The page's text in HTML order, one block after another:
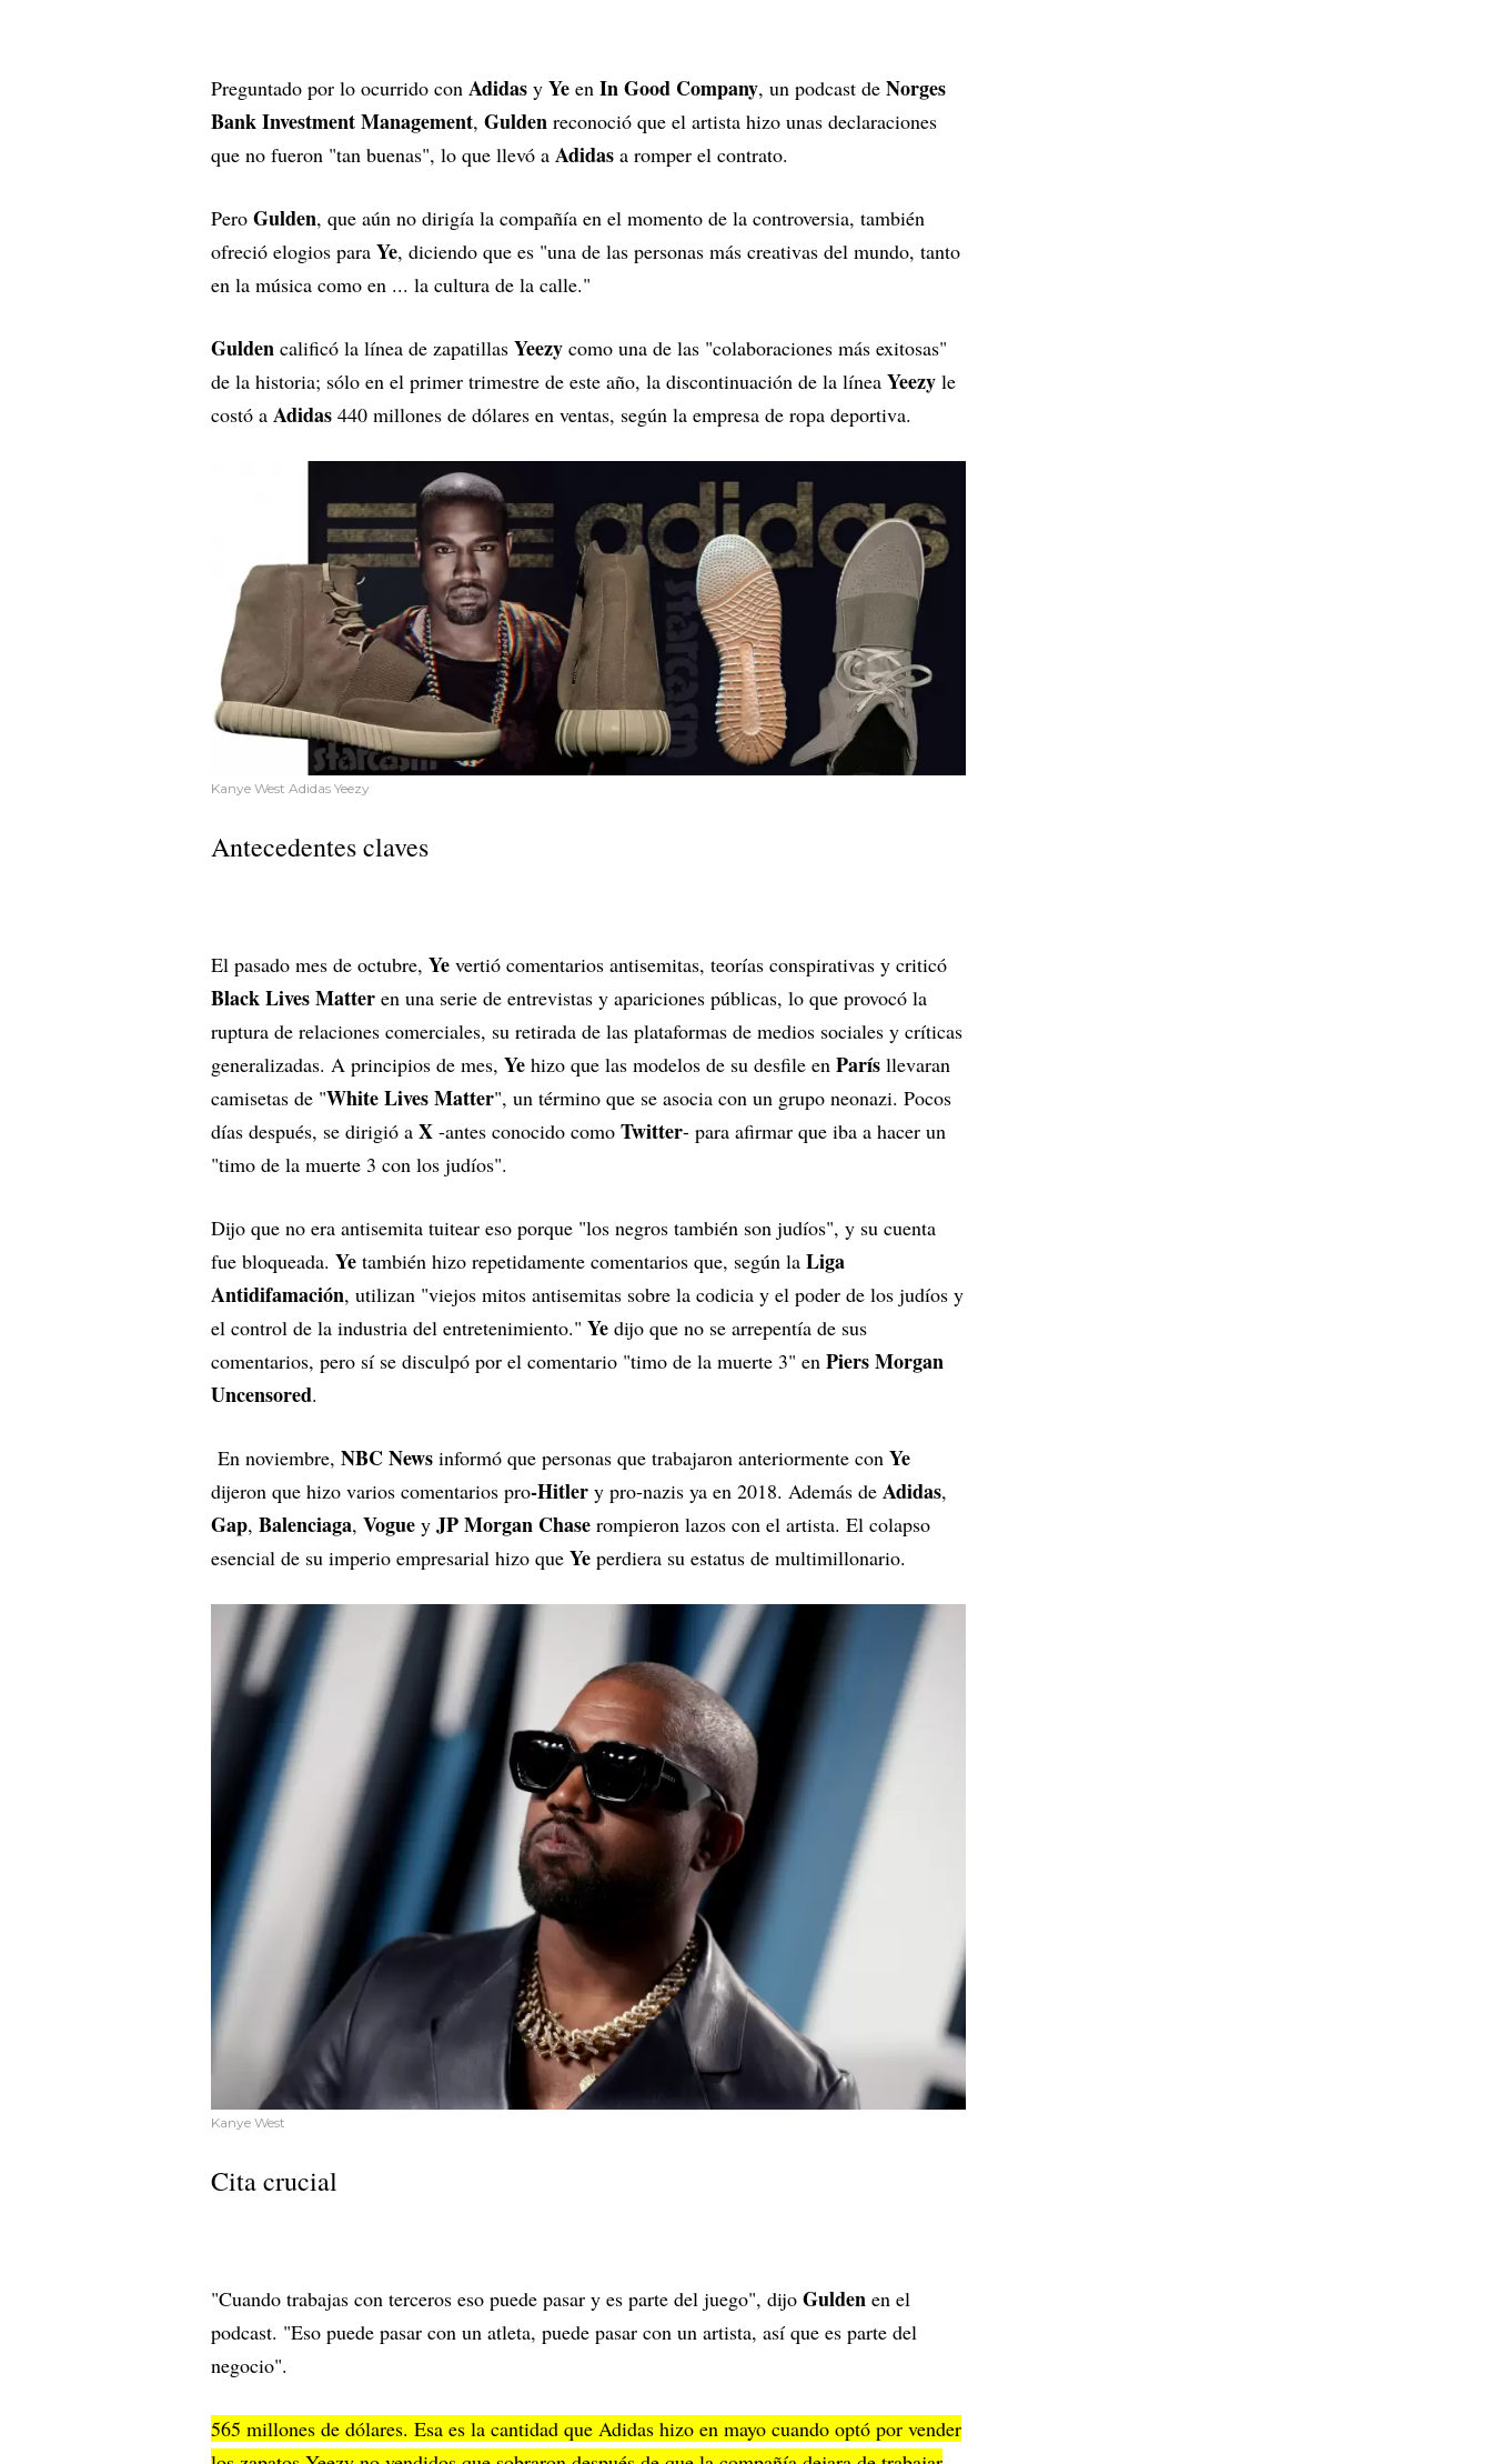
Preguntado por lo ocurrido con Adidas y Ye en In Good Company, un podcast de Norges
Bank Investment Management, Gulden reconoció que el artista hizo unas declaraciones
que no fueron "tan buenas", lo que llevó a Adidas a romper el contrato.
Pero Gulden, que aún no dirigía la compañía en el momento de la controversia, también
ofreció elogios para Ye, diciendo que es "una de las personas más creativas del mundo, tanto
en la música como en ... la cultura de la calle."
Gulden calificó la línea de zapatillas Yeezy como una de las "colaboraciones más exitosas"
de la historia; sólo en el primer trimestre de este año, la discontinuación de la línea Yeezy le
costó a Adidas 440 millones de dólares en ventas, según la empresa de ropa deportiva.
Kanye West Adidas Yeezy
Antecedentes claves
El pasado mes de octubre, Ye vertió comentarios antisemitas, teorías conspirativas y criticó
Black Lives Matter en una serie de entrevistas y apariciones públicas, lo que provocó la
ruptura de relaciones comerciales, su retirada de las plataformas de medios sociales y críticas
generalizadas. A principios de mes, Ye hizo que las modelos de su desfile en París llevaran
camisetas de "WhiteLives Matter", un término que se asocia con un grupo neonazi. Pocos
días después, se dirigió a X -antes conocido como Twitter- para afirmar que iba a hacer un
"timo de la muerte 3 con los judíos".
Dijo que no era antisemita tuitear eso porque "los negros también son judíos", y su cuenta
fue bloqueada. Ye también hizo repetidamente comentarios que, según la Liga
Antidifamación, utilizan "viejos mitos antisemitas sobre la codicia y el poder de los judíos y
el control de la industria del entretenimiento." Ye dijo que no se arrepentía de sus
comentarios, pero sí se disculpó por el comentario "timo de la muerte 3" en Piers Morgan
Uncensored.
En noviembre, NBC News informó que personas que trabajaron anteriormente con Ye
dijeron que hizo varios comentarios pro-Hitler y pro-nazis ya en 2018. Además de Adidas,
Gap, Balenciaga, Vogue y JP Morgan Chase rompieron lazos con el artista. El colapso
esencial de su imperio empresarial hizo que Ye perdiera su estatus de multimillonario.
Kanye West
Cita crucial
"Cuando trabajas con terceros eso puede pasar y es parte del juego", dijo Gulden en el
podcast. "Eso puede pasar con un atleta, puede pasar con un artista, así que es parte del
negocio".
565 millones de dólares. Esa es la cantidad que Adidas hizo en mayo cuando optó por vender